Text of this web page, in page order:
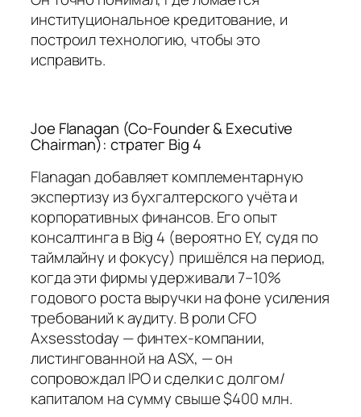
институциональное кредитование, и
построил технологию, чтобы это
исправить.
Joe Flanagan (Co-Founder & Executive
Chairman): стратег Big 4
Flanagan добавляет комплементарную
экспертизу из бухгалтерского учёта и
корпоративных финансов. Его опыт
консалтинга в Big 4 (вероятно EY, судя по
таймлайну и фокусу) пришёлся на период,
когда эти фирмы удерживали 7–10%
годового роста выручки на фоне усиления
требований к аудиту. В роли CFO
Axsesstoday — финтех‑компании,
листингованной на ASX, — он
сопровождал IPO и сделки с долгом/
капиталом на сумму свыше $400 млн.